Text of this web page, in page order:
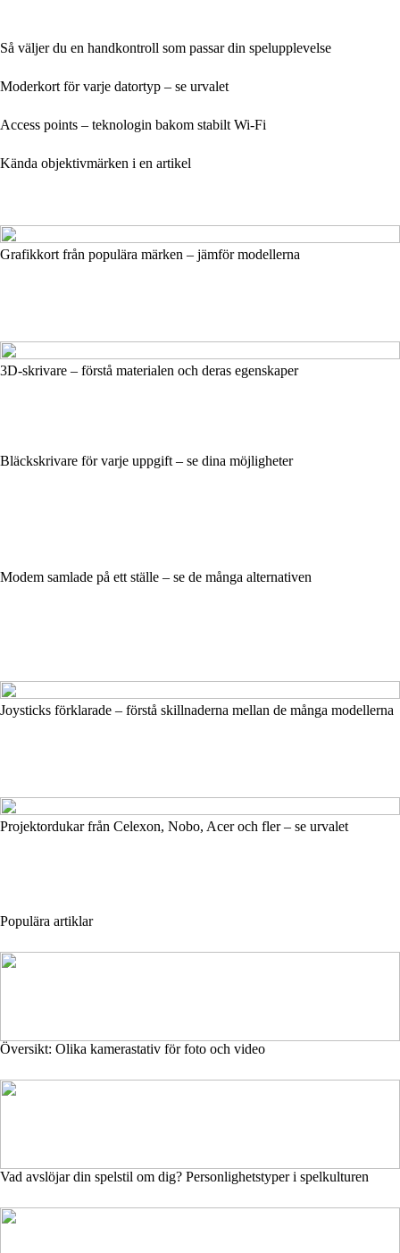
Så väljer du en handkontroll som passar din spelupplevelse
Moderkort för varje datortyp – se urvalet
Access points – teknologin bakom stabilt Wi-Fi
Kända objektivmärken i en artikel
Grafikkort från populära märken – jämför modellerna
3D-skrivare – förstå materialen och deras egenskaper
Bläckskrivare för varje uppgift – se dina möjligheter
Modem samlade på ett ställe – se de många alternativen
Joysticks förklarade – förstå skillnaderna mellan de många modellerna
Projektordukar från Celexon, Nobo, Acer och fler – se urvalet
Populära artiklar
Översikt: Olika kamerastativ för foto och video
Vad avslöjar din spelstil om dig? Personlighetstyper i spelkulturen